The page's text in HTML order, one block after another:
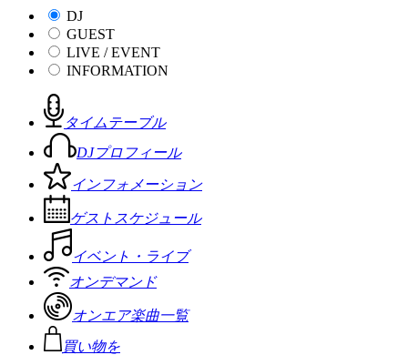
DJ
GUEST
LIVE / EVENT
INFORMATION
タイムテーブル
DJプロフィール
インフォメーション
ゲストスケジュール
イベント・ライブ
オンデマンド
オンエア楽曲一覧
買い物を